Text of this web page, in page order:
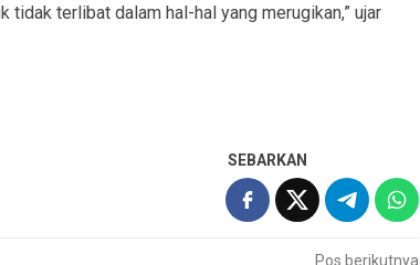
tidak terlibat dalam hal-hal yang merugikan,” ujar
SEBARKAN
Pos berikutnya